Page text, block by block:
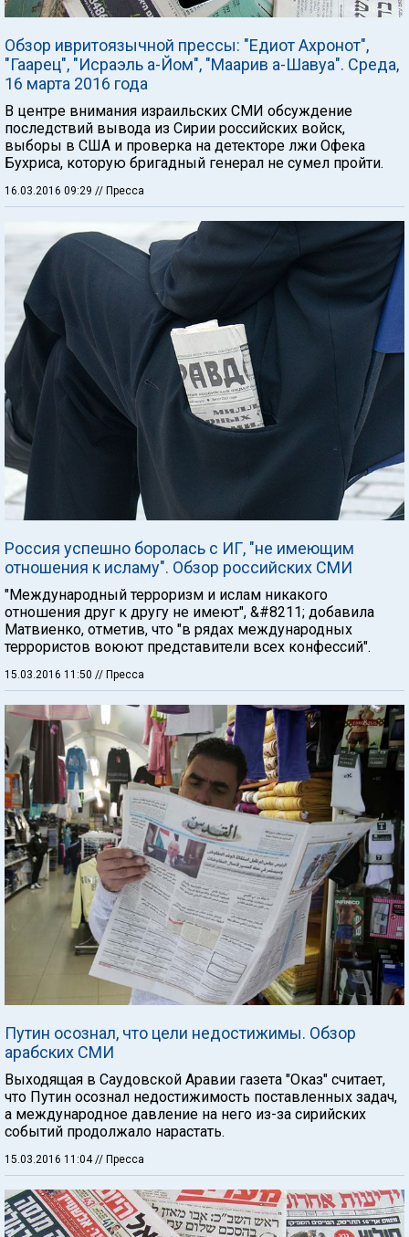
Обзор ивритоязычной прессы: "Едиот Ахронот",
"Гаарец", "Исраэль а-Йом", "Маарив а-Шавуа". Среда,
16 марта 2016 года
В центре внимания израильских СМИ обсуждение
последствий вывода из Сирии российских войск,
выборы в США и проверка на детекторе лжи Офека
Бухриса, которую бригадный генерал не сумел пройти.
16.03.2016 09:29 // Пресса
Россия успешно боролась с ИГ, "не имеющим
отношения к исламу". Обзор российских СМИ
"Международный терроризм и ислам никакого
отношения друг к другу не имеют", &#8211; добавила
Матвиенко, отметив, что "в рядах международных
террористов воюют представители всех конфессий".
15.03.2016 11:50 // Пресса
Путин осознал, что цели недостижимы. Обзор
арабских СМИ
Выходящая в Саудовской Аравии газета "Оказ" считает,
что Путин осознал недостижимость поставленных задач,
а международное давление на него из-за сирийских
событий продолжало нарастать.
15.03.2016 11:04 // Пресса